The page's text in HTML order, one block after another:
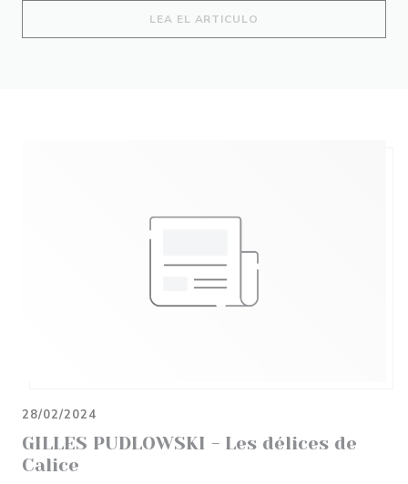
LEA EL ARTICULO
GILLES PUDLOWSKI - Les délices de
Calice
28/02/2024